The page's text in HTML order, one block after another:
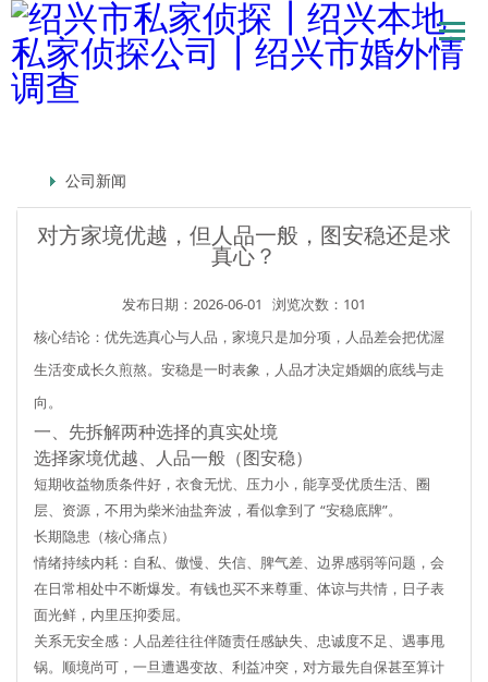
公司新闻
对方家境优越，但人品一般，图安稳还是求
真心？
发布日期：2026-06-01
浏览次数：101
核心结论： 优先选真心与人品，家境只是加分项，人品差会把优渥
生活变成长久煎熬。安稳是一时表象，人品才决定婚姻的底线与走
向。
一、先拆解两种选择的真实处境
选择家境优越、人品一般（图安稳）
短期收益物质条件好，衣食无忧、压力小，能享受优质生活、圈
层、资源，不用为柴米油盐奔波，看似拿到了 “安稳底牌”。
长期隐患（核心痛点）
情绪持续内耗 ：自私、傲慢、失信、脾气差、边界感弱等问题，会
在日常相处中不断爆发。有钱也买不来尊重、体谅与共情，日子表
面光鲜，内里压抑委屈。
关系无安全感 ：人品差往往伴随责任感缺失、忠诚度不足、遇事甩
锅。顺境尚可，一旦遭遇变故、利益冲突，对方最先自保甚至算计